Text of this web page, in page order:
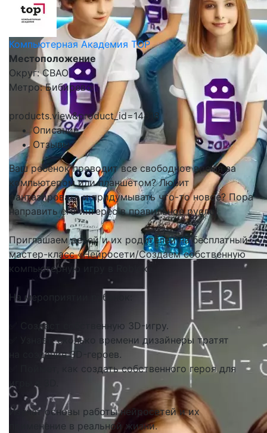
Компьютерная Академия TOP
Местоположение
Округ: СВАО
Метро: Бибирево
products.view&product_id=14818
Описание
Отзывы
Ваш ребенок проводит все свободное время за
компьютером или планшетом? Любит
фантазировать и придумывать что-то новое? Пора
направить его интерес в правильное русло!
Приглашаем детей и их родителей на бесплатный
мастер-класс «Нейросети/Создаем собственную
компьютерную игру в Roblox».
На мероприятии ребенок:
✅ Создаст собственную 3D-игру.
✅ Узнает, сколько времени дизайнеры тратят
на создание 3D-героев.
✅ Поймет, как создать собственного героя для
игры в 3D.
Изучат основы работы нейросетей и их
применение в реальной жизни.